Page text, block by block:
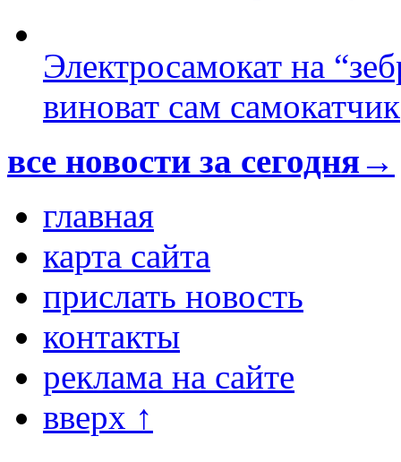
Электросамокат на
виноват сам самокатчик
все новости за сегодня→
главная
карта сайта
прислать новость
контакты
реклама на сайте
вверх ↑